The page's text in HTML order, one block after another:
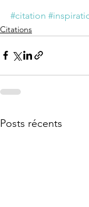
#citation
Citations
Posts récents